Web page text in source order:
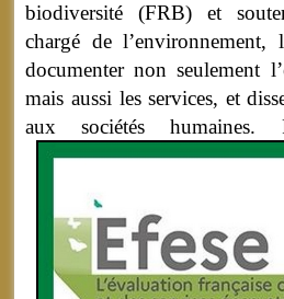
biodiversité (FRB) et
chargé de
documenter non seulement
mais aussi les services, et
aux sociétés humaines.